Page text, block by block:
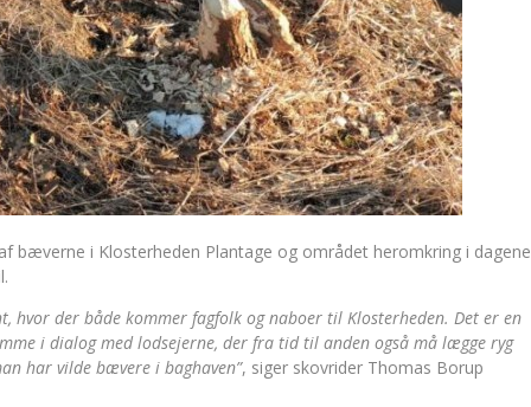
i Klosterheden Plantage og området heromkring i dagene
hvor der både kommer fagfolk og naboer til Klosterheden. Det er en
i dialog med lodsejerne, der fra tid til anden også må lægge ryg
har vilde bævere i baghaven”, siger skovrider Thomas Borup